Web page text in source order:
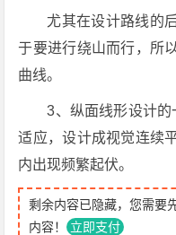
尤其在设计路线的
于要进行绕山而行，所
曲线。
3、纵面线形设计
适应，设计成视觉连续
内出现频繁起伏。
剩余内容已隐藏，您需要
内容！ 立即支付